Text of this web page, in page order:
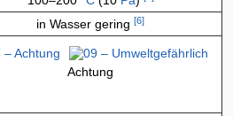
in Wasser gering [6]
Achtung